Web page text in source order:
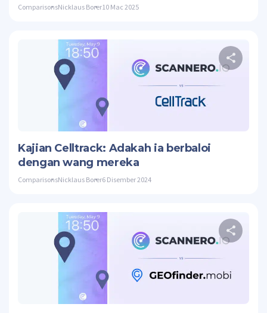
ComparisonsNicklaus Borer10 Mac 2025
Kajian Celltrack: Adakah ia berbaloi
dengan wang mereka
ComparisonsNicklaus Borer6 Disember 2024